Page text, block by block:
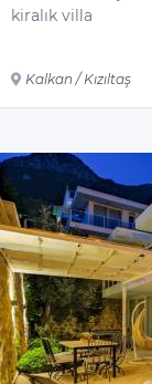
Genel
Ütü
Ütü
Çarşaflar
Elektrikli
Dahil
kiralık villa
Kalkan / Kızıltaş